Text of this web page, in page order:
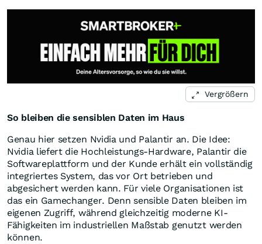
Vergrößern
So bleiben die sensiblen Daten im Haus
Genau hier setzen Nvidia und Palantir an. Die Idee:
Nvidia liefert die Hochleistungs-Hardware, Palantir die
Softwareplattform und der Kunde erhält ein vollständig
integriertes System, das vor Ort betrieben und
abgesichert werden kann. Für viele Organisationen ist
das ein Gamechanger. Denn sensible Daten bleiben im
eigenen Zugriff, während gleichzeitig moderne KI-
Fähigkeiten im industriellen Maßstab genutzt werden
können.